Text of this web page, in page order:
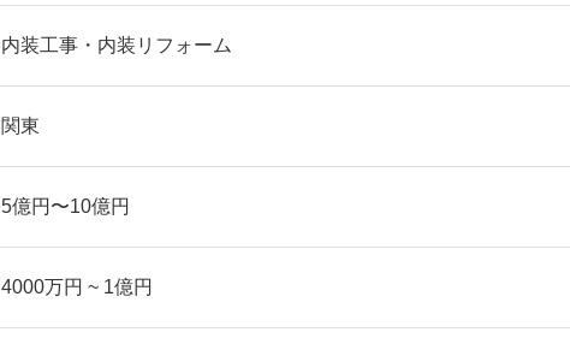
内装工事・内装リフォーム
関東
5億円〜10億円
4000万円 ~ 1億円